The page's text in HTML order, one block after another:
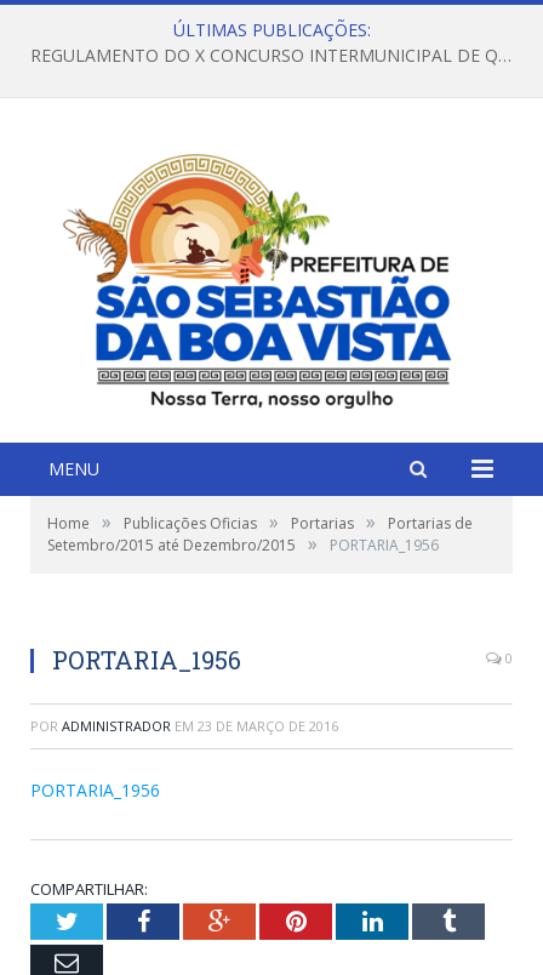
ÚLTIMAS PUBLICAÇÕES:
REGULAMENTO DO X CONCURSO INTERMUNICIPAL DE QUADRILHAS JUNINAS – 2026 – ARRAIÁ DA VENEZA
MENU
Home » Publicações Oficias » Portarias »
Portarias de
Setembro/2015 até Dezembro/2015
» PORTARIA_1956
PORTARIA_1956 0
POR ADMINISTRADOR EM 23 DE MARÇO DE 2016
PORTARIA_1956
COMPARTILHAR:
TwitterFacebookGoogle+PinterestLinkedInTumblr
Email